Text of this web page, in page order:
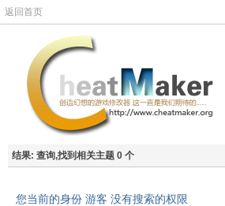
返回首页
结果: 查询,找到相关主题 0 个
您当前的身份 游客 没有搜索的权限